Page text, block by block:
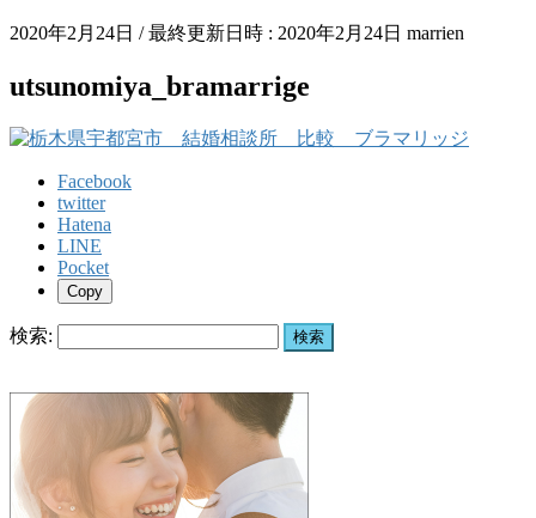
2020年2月24日 / 最終更新日時 : 2020年2月24日 marrien
utsunomiya_bramarrige
Facebook
twitter
Hatena
LINE
Pocket
Copy
検索: